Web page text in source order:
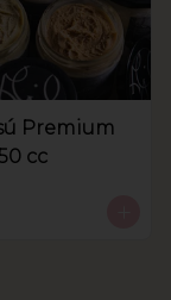
Premium
cc